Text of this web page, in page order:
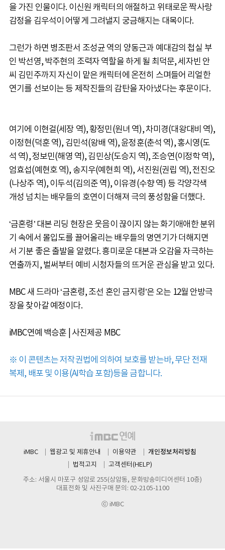
을 가진 인물이다. 이신원 캐릭터의 애절하고 위태로운 짝사랑
감정을 김우석이 어떻게 그려낼지 궁금해지는 대목이다.
그런가 하면 병조판서 조성균 역의 양동근과 예대감의 첩실 부
인 박선영, 박주현의 조력자 역할을 하게 될 최덕문, 세자빈 안
씨 김민주까지 자신이 맡은 캐릭터에 온전히 스며들어 리얼한
연기를 선보이는 등 제작진들의 감탄을 자아냈다는 후문이다.
여기에 이현걸(세장 역), 황정민(원녀 역), 차미경(대왕대비 역),
이정현(덕훈 역), 김민석(왕배 역), 윤정훈(춘석 역), 홍시영(도
석 역), 정보민(해영 역), 김민상(도승지 역), 조승연(이정학 역),
엄효섭(예현호 역), 송지우(예현희 역), 서진원(권립 역), 전진오
(나상주 역), 이두석(김의준 역), 이유경(수향 역) 등 각양각색
개성 넘치는 배우들의 호연이 더해져 극의 풍성함을 더했다.
‘금혼령’ 대본 리딩 현장은 웃음이 끊이지 않는 화기애애한 분위
기 속에서 몰입도를 끌어올리는 배우들의 명연기가 더해지면
서 기분 좋은 출발을 알렸다. 흥미로운 대본과 오감을 자극하는
연출까지, 벌써부터 예비 시청자들의 뜨거운 관심을 받고 있다.
MBC 새 드라마 ‘금혼령, 조선 혼인 금지령’은 오는 12월 안방극
장을 찾아갈 예정이다.
iMBC연예 백승훈 | 사진제공 MBC
※ 이 콘텐츠는 저작권법에 의하여 보호를 받는바, 무단 전재
복제, 배포 및 이용(AI학습 포함)등을 금합니다.
iMBC 웹광고 및 제휴안내 이용약관 개인정보처리방침
법적고지
고객센터(HELP)
주소: 서울시 마포구 성암로 255(상암동, 문화방송미디어센터 10층)
대표전화 및 사진구매 문의: 02-2105-1100
ⓒ iMBC